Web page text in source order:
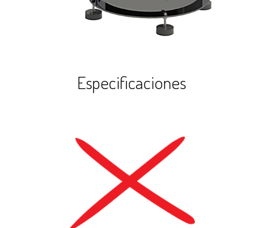
Especificaciones